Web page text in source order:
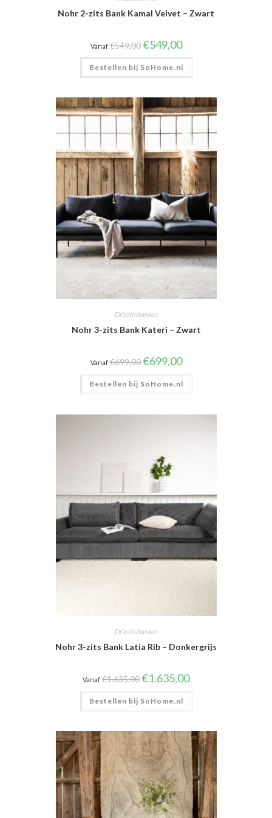
Nohr 2-zits Bank Kamal Velvet – Zwart
Vanaf €549,00 Oorspronkelijke
prijs
was:
€549,00.
€549,00Huidige
prijs
is:
€549,00.
Bestellen bij SoHome.nl
Driezitsbanken
Nohr 3-zits Bank Kateri – Zwart
Vanaf €699,00 Oorspronkelijke
prijs
was:
€699,00.
€699,00Huidige
prijs
is:
€699,00.
Bestellen bij SoHome.nl
Driezitsbanken
Nohr 3-zits Bank Latia Rib – Donkergrijs
Vanaf €1.635,00Oorspronkelijke
prijs
was:
€1.635,00.
€1.635,00Huidige
prijs
is:
Bestellen bij SoHome.nl